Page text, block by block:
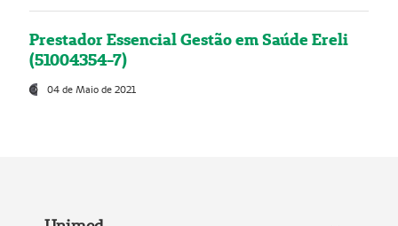
Prestador Essencial Gestão em Saúde Ereli
(51004354-7)
04 de Maio de 2021